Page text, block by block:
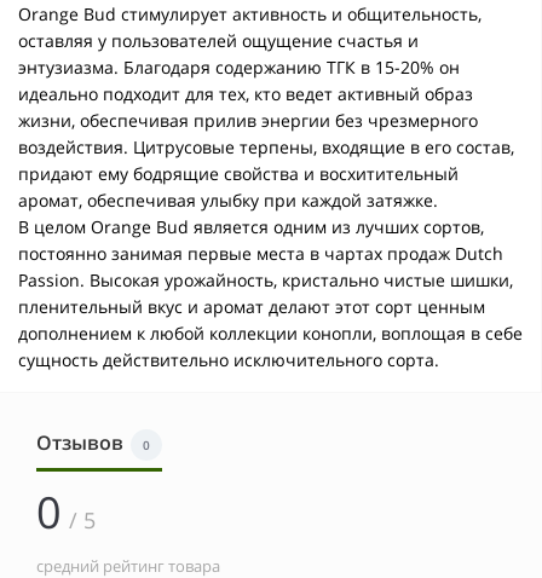
Orange Bud стимулирует активность и общительность,
оставляя у пользователей ощущение счастья и
энтузиазма. Благодаря содержанию ТГК в 15-20% он
идеально подходит для тех, кто ведет активный образ
жизни, обеспечивая прилив энергии без чрезмерного
воздействия. Цитрусовые терпены, входящие в его состав,
придают ему бодрящие свойства и восхитительный
аромат, обеспечивая улыбку при каждой затяжке.
В целом Orange Bud является одним из лучших сортов,
постоянно занимая первые места в чартах продаж Dutch
Passion. Высокая урожайность, кристально чистые шишки,
пленительный вкус и аромат делают этот сорт ценным
дополнением к любой коллекции конопли, воплощая в себе
сущность действительно исключительного сорта.
Отзывов 0
0 / 5
средний рейтинг товара